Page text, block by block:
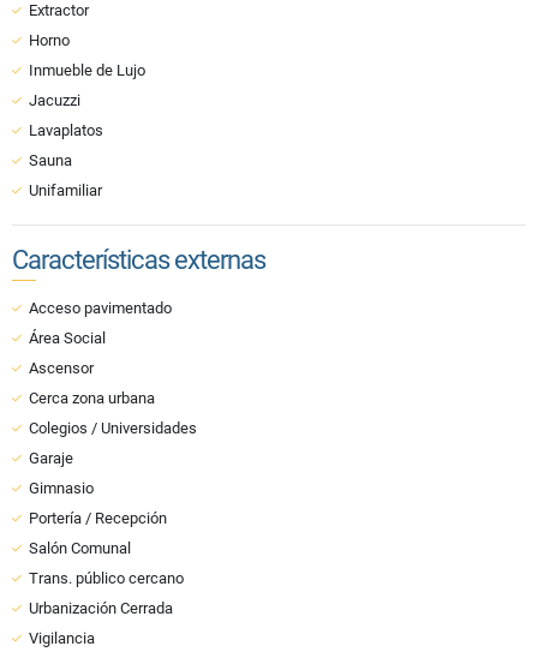
Extractor
Horno
Inmueble de Lujo
Jacuzzi
Lavaplatos
Sauna
Unifamiliar
Características externas
Acceso pavimentado
Área Social
Ascensor
Cerca zona urbana
Colegios / Universidades
Garaje
Gimnasio
Portería / Recepción
Salón Comunal
Trans. público cercano
Urbanización Cerrada
Vigilancia